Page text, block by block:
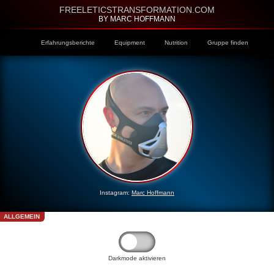
FREELETICSTRANSFORMATION.COM
BY MARC HOFFMANN
Erfahrungsberichte Equipment Nutrition Gruppe finden
Instagram: Marc Hoffmann
ALLGEMEIN
Darkmode aktivieren